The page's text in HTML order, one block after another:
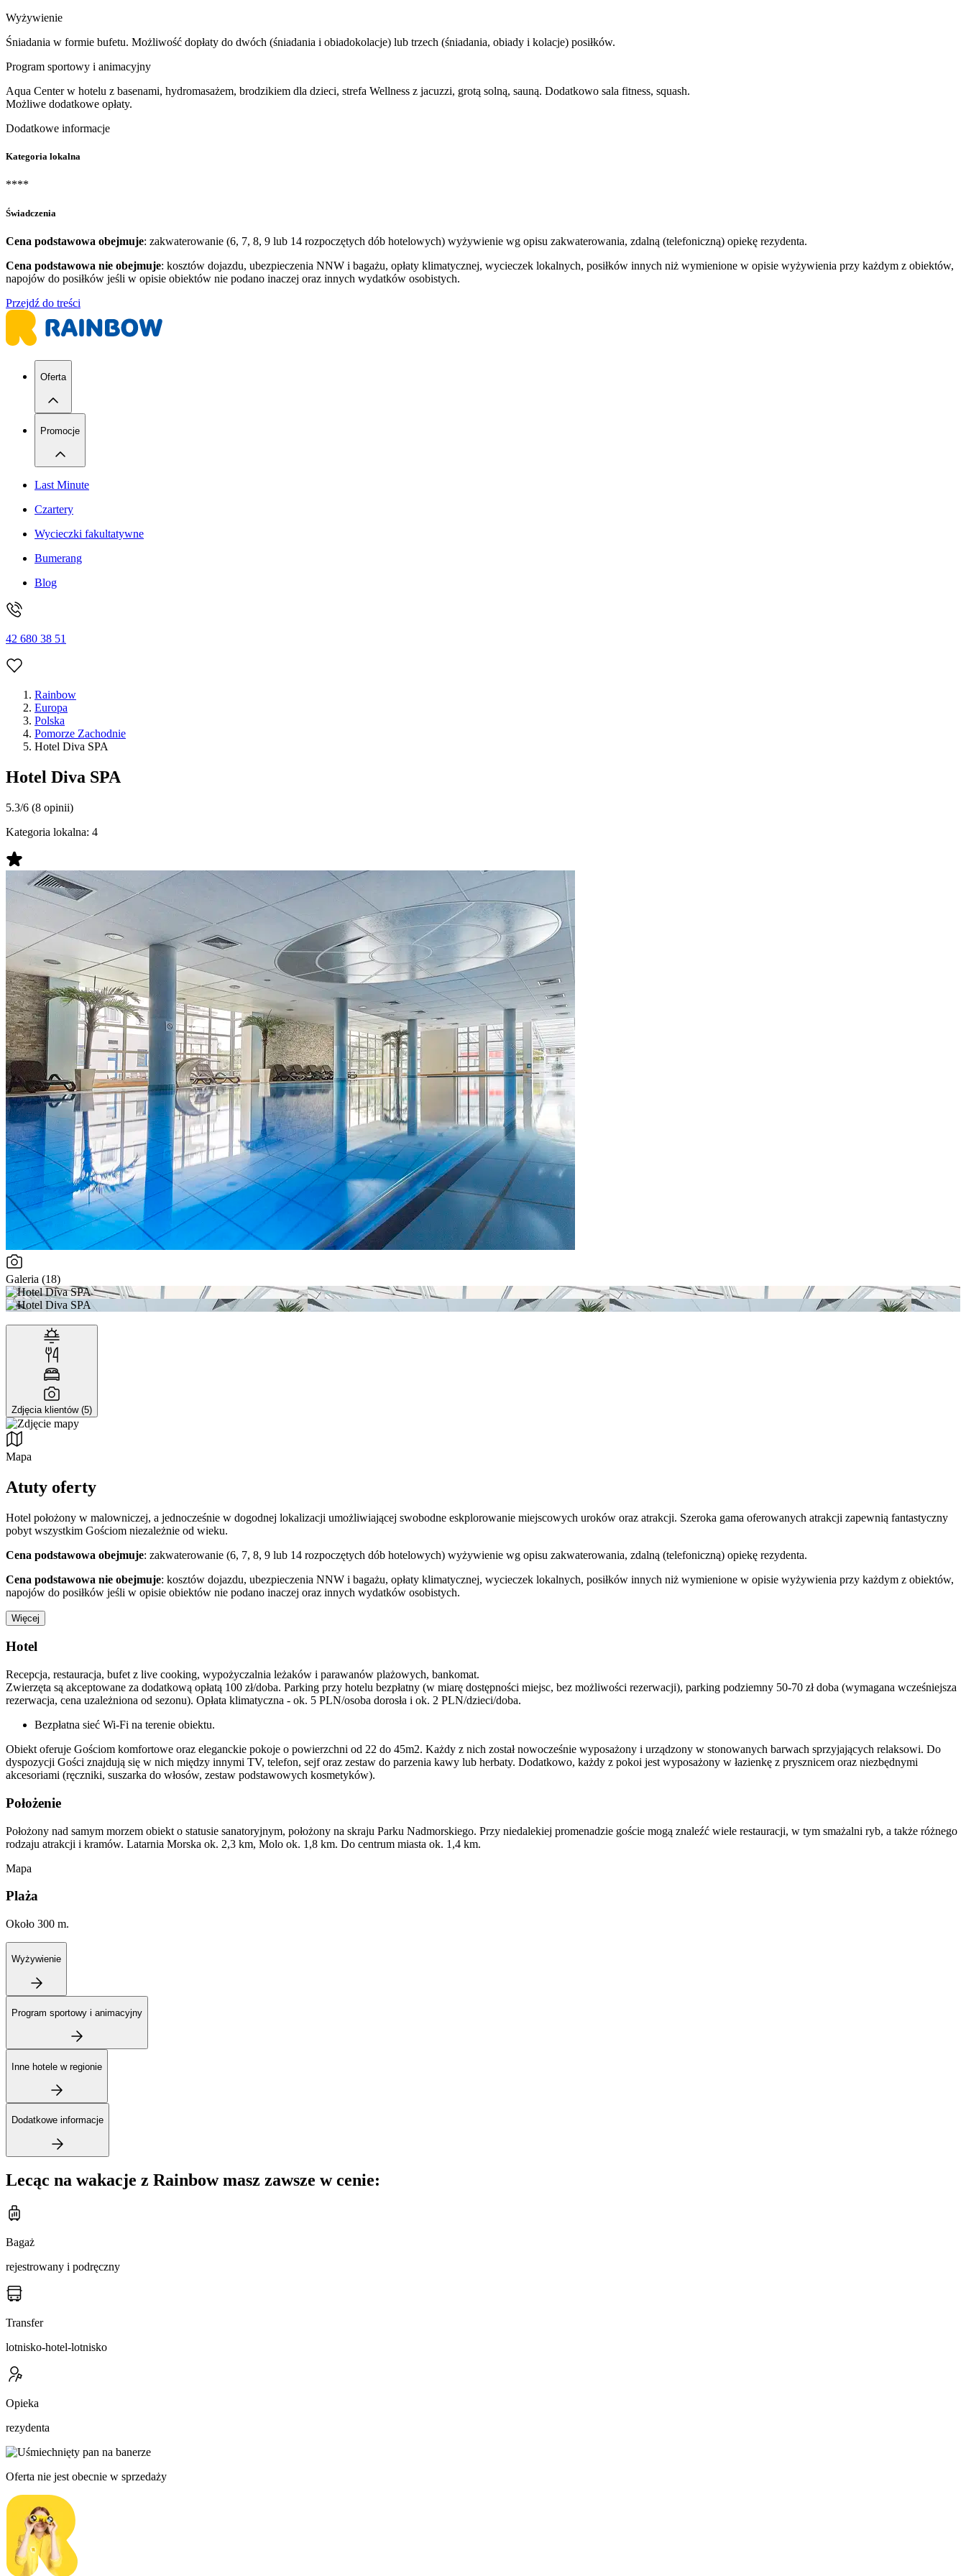
Wyżywienie
Śniadania w formie bufetu. Możliwość dopłaty do dwóch (śniadania i obiadokolacje) lub trzech (śniadania, obiady i kolacje) posiłków.
Program sportowy i animacyjny
Aqua Center w hotelu z basenami, hydromasażem, brodzikiem dla dzieci, strefa Wellness z jacuzzi, grotą solną, sauną. Dodatkowo sala fitness, squash.
Możliwe dodatkowe opłaty.
Dodatkowe informacje
Kategoria lokalna
****
Świadczenia
Cena podstawowa obejmuje: zakwaterowanie (6, 7, 8, 9 lub 14 rozpoczętych dób hotelowych) wyżywienie wg opisu zakwaterowania, zdalną (telefoniczną) opiekę rezydenta.
Cena podstawowa nie obejmuje: kosztów dojazdu, ubezpieczenia NNW i bagażu, opłaty klimatycznej, wycieczek lokalnych, posiłków innych niż wymienione w opisie wyżywienia przy każdym z obiektów,
napojów do posiłków jeśli w opisie obiektów nie podano inaczej oraz innych wydatków osobistych.
Przejdź do treści
Oferta
Promocje
Last Minute
Czartery
Wycieczki fakultatywne
Bumerang
Blog
42 680 38 51
Rainbow
Europa
Polska
Pomorze Zachodnie
Hotel Diva SPA
Hotel Diva SPA
5.3/6 (8 opinii)
Kategoria lokalna: 4
Galeria (18)
Zdjęcia klientów (5)
Mapa
Atuty oferty
Hotel położony w malowniczej, a jednocześnie w dogodnej lokalizacji umożliwiającej swobodne eskplorowanie miejscowych uroków oraz atrakcji. Szeroka gama oferowanych atrakcji zapewnią fantastyczny
pobyt wszystkim Gościom niezależnie od wieku.
Cena podstawowa obejmuje: zakwaterowanie (6, 7, 8, 9 lub 14 rozpoczętych dób hotelowych) wyżywienie wg opisu zakwaterowania, zdalną (telefoniczną) opiekę rezydenta.
Cena podstawowa nie obejmuje: kosztów dojazdu, ubezpieczenia NNW i bagażu, opłaty klimatycznej, wycieczek lokalnych, posiłków innych niż wymienione w opisie wyżywienia przy każdym z obiektów,
napojów do posiłków jeśli w opisie obiektów nie podano inaczej oraz innych wydatków osobistych.
Więcej
Hotel
Recepcja, restauracja, bufet z live cooking, wypożyczalnia leżaków i parawanów plażowych, bankomat.
Zwierzęta są akceptowane za dodatkową opłatą 100 zł/doba. Parking przy hotelu bezpłatny (w miarę dostępności miejsc, bez możliwości rezerwacji), parking podziemny 50-70 zł doba (wymagana wcześniejsza
rezerwacja, cena uzależniona od sezonu). Opłata klimatyczna - ok. 5 PLN/osoba dorosła i ok. 2 PLN/dzieci/doba.
Bezpłatna sieć Wi-Fi na terenie obiektu.
Obiekt oferuje Gościom komfortowe oraz eleganckie pokoje o powierzchni od 22 do 45m2. Każdy z nich został nowocześnie wyposażony i urządzony w stonowanych barwach sprzyjających relaksowi. Do
dyspozycji Gości znajdują się w nich między innymi TV, telefon, sejf oraz zestaw do parzenia kawy lub herbaty. Dodatkowo, każdy z pokoi jest wyposażony w łazienkę z prysznicem oraz niezbędnymi
akcesoriami (ręczniki, suszarka do włosów, zestaw podstawowych kosmetyków).
Położenie
Położony nad samym morzem obiekt o statusie sanatoryjnym, położony na skraju Parku Nadmorskiego. Przy niedalekiej promenadzie goście mogą znaleźć wiele restauracji, w tym smażalni ryb, a także różnego
rodzaju atrakcji i kramów. Latarnia Morska ok. 2,3 km, Molo ok. 1,8 km. Do centrum miasta ok. 1,4 km.
Mapa
Plaża
Około 300 m.
Wyżywienie
Program sportowy i animacyjny
Inne hotele w regionie
Dodatkowe informacje
Lecąc na wakacje z Rainbow masz zawsze w cenie:
Bagaż
rejestrowany i podręczny
Transfer
lotnisko-hotel-lotnisko
Opieka
rezydenta
Oferta nie jest obecnie w sprzedaży